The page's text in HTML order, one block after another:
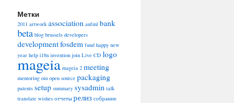
Метки
2011 artwork association aufml bank
beta blog brussels developers
developmentfosdem fund happy new
year help i18n invention join Live CD logo
mageia mageia 2 meeting
mentoring oin open source packaging
patents setup summary sysadmin talk
translate wishes отчеты релиз собрание